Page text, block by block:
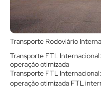
Transporte Rodoviário
Transporte FTL
operação otimizada
Transporte FTL
operação otimizada FTL